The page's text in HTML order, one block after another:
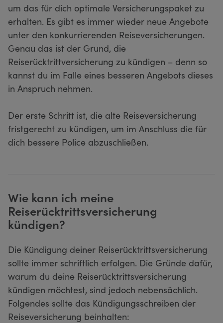
um das für dich optimale Versicherungspaket zu
erhalten. Es gibt es immer wieder neue Angebote
unter den konkurrierenden Reiseversicherungen.
Genau das ist der Grund, die
Reiserücktrittversicherung zu kündigen – denn so
kannst du im Falle eines besseren Angebots dieses
in Anspruch nehmen.
Der erste Schritt ist, die alte Reiseversicherung
fristgerecht zu kündigen, um im Anschluss die für
dich bessere Police abzuschließen.
Wie kann ich meine
Reiserücktrittsversicherung
kündigen?
Die Kündigung deiner Reiserücktrittsversicherung
sollte immer schriftlich erfolgen. Die Gründe dafür,
warum du deine Reiserücktrittsversicherung
kündigen möchtest, sind jedoch nebensächlich.
Folgendes sollte das Kündigungsschreiben der
Reiseversicherung beinhalten: